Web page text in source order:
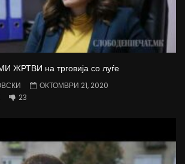
ЖРТВИ на трговија со луѓе
ОКТОМВРИ 21, 2020
23